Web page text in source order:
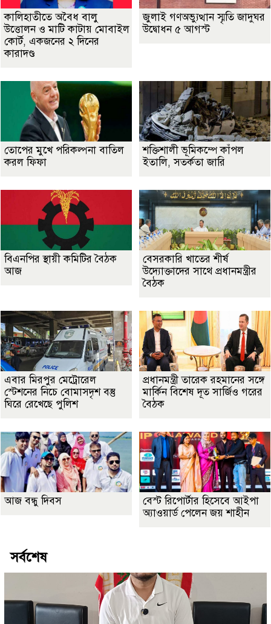
কালিহাতীতে অবৈধ বালু
উত্তোলন ও মাটি কাটায় মোবাইল
কোর্ট, একজনের ২ দিনের
কারাদণ্ড
জুলাই গণঅভ্যুত্থান স্মৃতি জাদুঘর
উদ্বোধন ৫ আগস্ট
তোপের মুখে পরিকল্পনা বাতিল
করল ফিফা
শক্তিশালী ভূমিকম্পে কাঁপল
ইতালি, সতর্কতা জারি
বিএনপির স্থায়ী কমিটির বৈঠক
আজ
বেসরকারি খাতের শীর্ষ
উদ্যোক্তাদের সাথে প্রধানমন্ত্রীর
বৈঠক
এবার মিরপুর মেট্রোরেল
স্টেশনের নিচে বোমাসদৃশ বস্তু
ঘিরে রেখেছে পুলিশ
প্রধানমন্ত্রী তারেক রহমানের সঙ্গে
মার্কিন বিশেষ দূত সার্জিও গরের
বৈঠক
আজ বন্ধু দিবস
বেস্ট রিপোর্টার হিসেবে আইপা
অ্যাওয়ার্ড পেলেন জয় শাহীন
সর্বশেষ